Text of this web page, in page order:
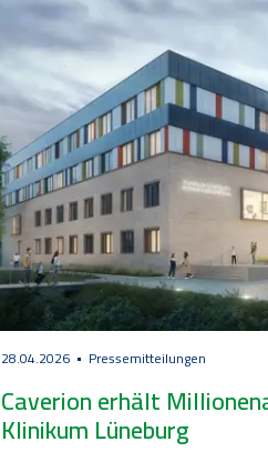
28.04.2026 Pressemitteilungen
Caverion erhält
Klinikum Lüneburg